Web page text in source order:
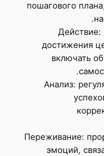
пошагового
Действие:
достижения
включать
Анализ:
Переживание:
эмоций,